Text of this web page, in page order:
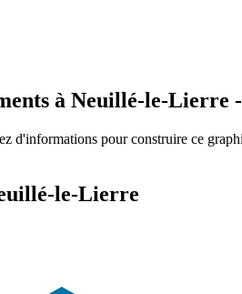
à Neuillé-le-Lierre -
d'informations pour construire ce
le-Lierre